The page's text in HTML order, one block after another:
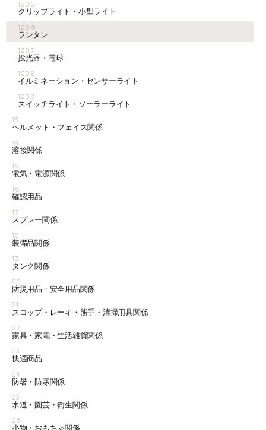
1205
クリップライト・小型ライト
1206
ランタン
1207
投光器・電球
1208
イルミネーション・センサーライト
1209
スイッチライト・ソーラーライト
13
ヘルメット・フェイス関係
14
溶接関係
15
電気・電源関係
16
確認用品
17
スプレー関係
18
装備品関係
19
タンク関係
20
防災用品・安全用品関係
21
スコップ・レーキ・熊手・清掃用具関係
22
家具・家電・生活雑貨関係
23
快適商品
24
防暑・防寒関係
25
水道・園芸・衛生関係
26
小物・おもちゃ関係